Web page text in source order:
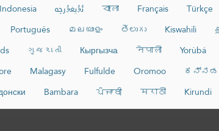
Indonesia ئۇيغۇرچە বাংলা Français Türkçe
Português മലയാളം తెలుగు Kiswahili
ગુજરાતી Кыргызча नेपाली Yorùbá
Malagasy Fulfulde Oromoo ಕನ್ನಡ
Bambara ਪੰਜਾਬੀ मराठी Kirundi